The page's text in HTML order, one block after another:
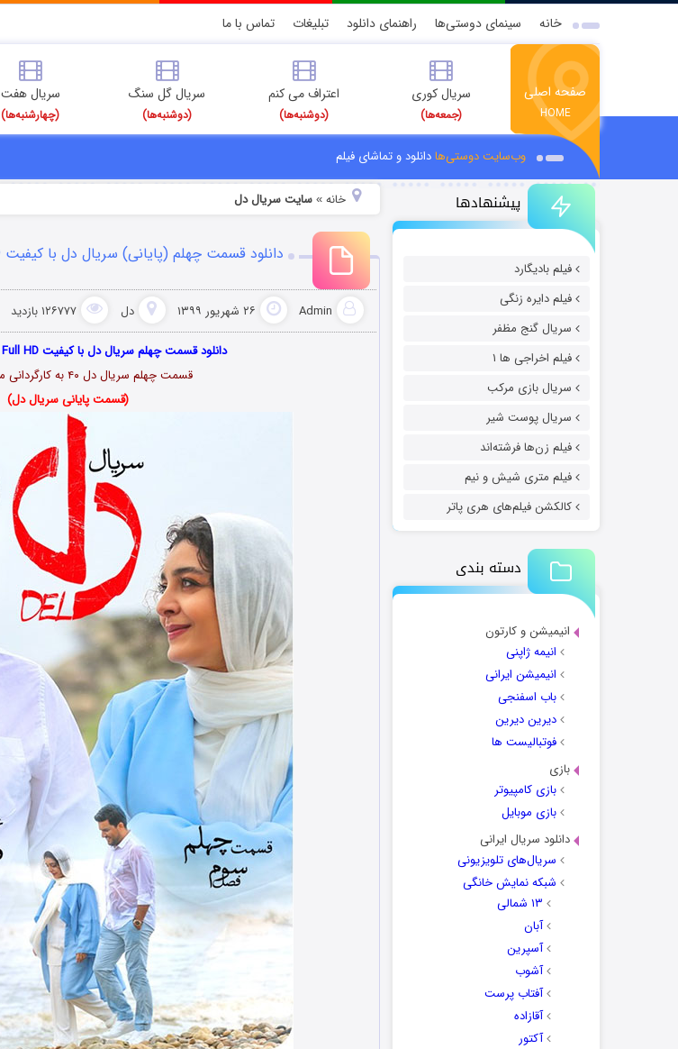
خانه سینمای دوستی‌ها راهنمای دانلود تبلیغات تماس با ما
صفحه اصلی
HOME
سریال کوری
(جمعه‌ها)
اعتراف می کنم
(دوشنبه‌ها)
سریال گل سنگ
(دوشنبه‌ها)
سریال هفت
(چهارشنبه‌ها)
وب‌سایت دوستی‌هادانلود و تماشای فیلم
پیشنهادها
فیلم بادیگارد
فیلم دایره زنگی
سریال گنج مظفر
فیلم اخراجی ها ۱
سریال بازی مرکب
سریال پوست شیر
فیلم زن‌ها فرشته‌اند
فیلم متری شیش و نیم
کالکشن فیلم‌های هری پاتر
دسته بندی
انیمیشن و کارتون
انیمه ژاپنی
انیمیشن ایرانی
باب اسفنجی
دیرین دیرین
فوتبالیست ها
بازی
بازی کامپیوتر
بازی موبایل
دانلود سریال ایرانی
سریال‌های تلویزیونی
شبکه نمایش خانگی
۱۳ شمالی
آبان
آسپرین
آشوب
آفتاب پرست
آقازاده
آکتور
خانه» سایت سریال دل
دانلود قسمت چهلم (پایانی) سریال دل با کیفیت Full HD
Admin ۲۶ شهریور ۱۳۹۹ دل ۱۲۶۷۷۷ بازدید
دانلود قسمت چهلم سریال دل با کیفیت Del Series 1080p Full HD
قسمت چهلم سریال دل ۴۰ به کارگردانی منوچهر هادی
(قسمت پایانی سریال دل)